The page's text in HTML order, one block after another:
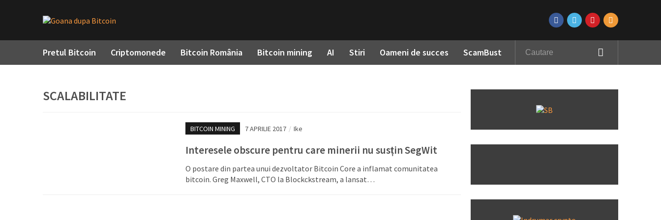
Pretul Bitcoin Criptomonede Bitcoin România Bitcoin mining AI Stiri Oameni de succes ScamBust
SCALABILITATE
BITCOIN MINING 7 APRILIE 2017 / Ike
Interesele obscure pentru care minerii nu susțin SegWit
O postare din partea unui dezvoltator Bitcoin Core a inflamat comunitatea
bitcoin. Greg Maxwell, CTO la Blockckstream, a lansat…